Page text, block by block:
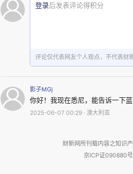
登录后发表评论得积分
评论仅代表网友个人观点，不代表财
影子MGj
你好！我现在悉尼，能告诉一下
2025-06-07 00:29 · 澳大利亚
财新网所刊载内容之知识
京ICP证090880号